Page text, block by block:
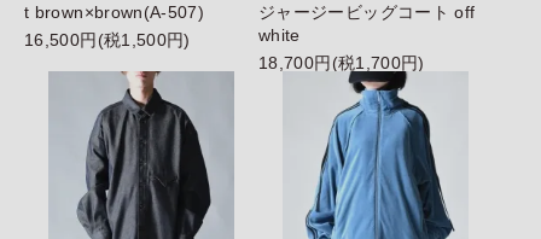
t brown×brown(A-507)
16,500円(税1,500円)
ジャージービッグコート off
white
18,700円(税1,700円)